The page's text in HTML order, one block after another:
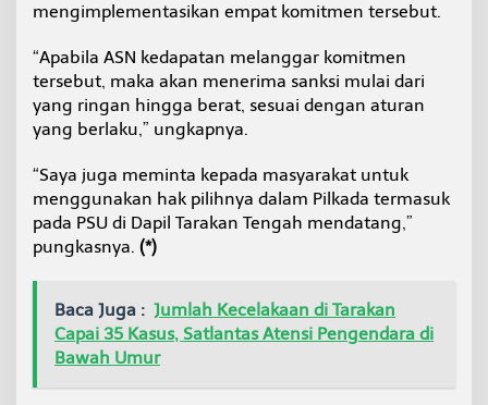
mengimplementasikan empat komitmen tersebut.
“Apabila ASN kedapatan melanggar komitmen
tersebut, maka akan menerima sanksi mulai dari
yang ringan hingga berat, sesuai dengan aturan
yang berlaku,” ungkapnya.
“Saya juga meminta kepada masyarakat untuk
menggunakan hak pilihnya dalam Pilkada termasuk
pada PSU di Dapil Tarakan Tengah mendatang,”
pungkasnya. (*)
Baca Juga : Jumlah Kecelakaan di Tarakan
Capai 35 Kasus, Satlantas Atensi Pengendara di
Bawah Umur